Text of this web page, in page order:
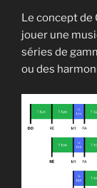
Le concept de
jouer une
séries de
ou des